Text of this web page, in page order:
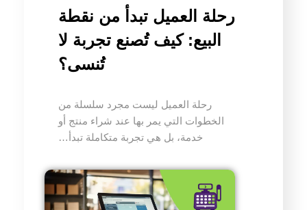
رحلة العميل تبدأ من نقطة
البيع: كيف تُصنع تجربة لا
تُنسى؟
رحلة العميل ليست مجرد سلسلة من
الخطوات التي يمر بها عند شراء منتج أو
خدمة، بل هي تجربة متكاملة تبدأ…